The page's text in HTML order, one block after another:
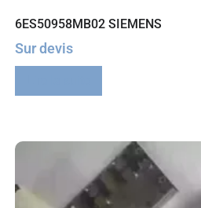
6ES50958MB02 SIEMENS
Sur devis